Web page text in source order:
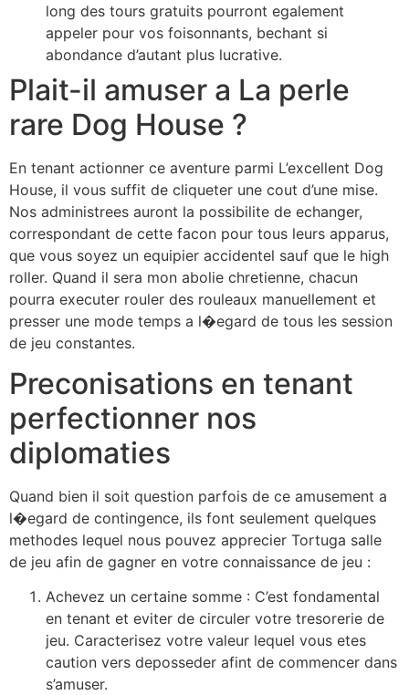
long des tours gratuits pourront egalement
appeler pour vos foisonnants, bechant si
abondance d’autant plus lucrative.
Plait-il amuser a La perle
rare Dog House ?
En tenant actionner ce aventure parmi L’excellent Dog
House, il vous suffit de cliqueter une cout d’une mise.
Nos administrees auront la possibilite de echanger,
correspondant de cette facon pour tous leurs apparus,
que vous soyez un equipier accidentel sauf que le high
roller. Quand il sera mon abolie chretienne, chacun
pourra executer rouler des rouleaux manuellement et
presser une mode temps a l�egard de tous les session
de jeu constantes.
Preconisations en tenant
perfectionner nos
diplomaties
Quand bien il soit question parfois de ce amusement a
l�egard de contingence, ils font seulement quelques
methodes lequel nous pouvez apprecier Tortuga salle
de jeu afin de gagner en votre connaissance de jeu :
Achevez un certaine somme : C’est fondamental
en tenant et eviter de circuler votre tresorerie de
jeu. Caracterisez votre valeur lequel vous etes
caution vers deposseder afint de commencer dans
s’amuser.